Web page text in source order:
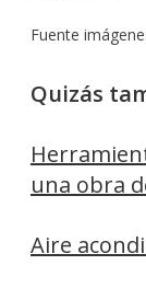
Fuente
Quizás
una obra
Aire